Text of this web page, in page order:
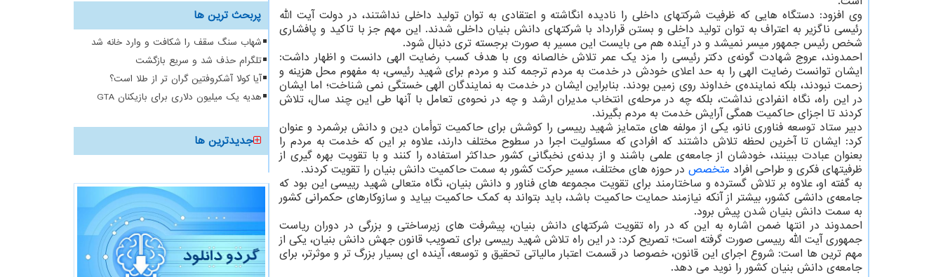
وی افزود: دستگاه هایی که ظرفیت شرکتهای داخلی را نادیده انگاشته و اعتقادی به توان تولید داخلی نداشتند، در دولت آیت الله
رئیسی ناگزیر به اعتراف به توان تولید داخلی و بستن قرارداد با شرکتهای دانش بنیان داخلی شدند. این مهم جز با تاکید و پافشاری
شخص رئیس جمهور میسر نمیشد و در آینده هم می بایست این مسیر به صورت برجسته تری دنبال شود.
احمدوند، عروج شهادت گونه‌ی دکتر رئیسی را مزد یک عمر تلاش خالصانه وی با هدف کسب رضایت الهی دانست و اظهار داشت:
ایشان توانست رضایت الهی را به حد اعلای خودش در خدمت به مردم ترجمه کند و مردم برای شهید رئیسی، به مفهوم محل هزینه و
زحمت نبودند، بلکه نماینده‌ی خداوند روی زمین بودند. بنابراین ایشان در خدمت به نمایندگان الهی خستگی نمی شناخت؛ اما ایشان
در این راه، نگاه انفرادی نداشت، بلکه چه در مرحله‌ی انتخاب مدیران ارشد و چه در نحوه‌ی تعامل با آنها طی این چند سال، تلاش
کردند تا اجزای حاکمیت همگی آرایش خدمت به مردم بگیرند.
دبیر ستاد توسعه فناوری نانو، یکی از مولفه های متمایز شهید رییسی را کوشش برای حاکمیت توأمان دین و دانش برشمرد و عنوان
کرد: ایشان تا آخرین لحظه تلاش داشتند که افرادی که مسئولیت اجرا در سطوح مختلف دارند، علاوه بر این که خدمت به مردم را
بعنوان عبادت ببینند، خودشان از جامعه‌ی علمی باشند و از بدنه‌ی نخبگانی کشور حداکثر استفاده را کنند و با تقویت بهره گیری از
ظرفیتهای فکری و طراحی افراد متخصص در حوزه های مختلف، مسیر حرکت کشور به سمت حاکمیت دانش بنیان را تقویت کردند.
به گفته او، علاوه بر تلاش گسترده و ساختارمند برای تقویت مجموعه های فناور و دانش بنیان، نگاه متعالی شهید رییسی این بود که
جامعه‌ی دانشی کشور، بیشتر از آنکه نیازمند حمایت حاکمیت باشد، باید بتواند به کمک حاکمیت بیاید و سازوکارهای حکمرانی کشور
به سمت دانش بنیان شدن پیش برود.
احمدوند در انتها ضمن اشاره به این که در راه تقویت شرکتهای دانش بنیان، پیشرفت های زیرساختی و بزرگی در دوران ریاست
جمهوری آیت الله رییسی صورت گرفته است؛ تصریح کرد: در این راه تلاش شهید رییسی برای تصویب قانون جهش دانش بنیان، یکی از
مهم ترین ها است: شروع اجرای این قانون، خصوصا در قسمت اعتبار مالیاتی تحقیق و توسعه، آینده ای بسیار بزرگ تر و موثرتر، برای
جامعه‌ی دانش بنیان کشور را نوید می دهد.
پربحث ترین ها
شهاب سنگ سقف را شکافت و وارد خانه شد
تلگرام حذف شد و سریع بازگشت
آیا کولا آشکروفتین گران تر از طلا است؟
هدیه یک میلیون دلاری برای بازیکنان GTA
جدیدترین ها